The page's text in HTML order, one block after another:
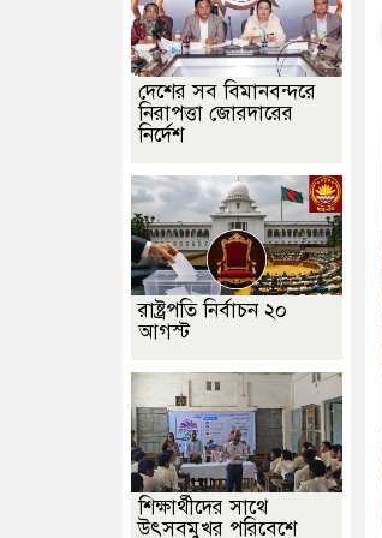
দেশের সব বিমানবন্দরে
নিরাপত্তা জোরদারের
নির্দেশ
রাষ্ট্রপতি নির্বাচন ২০
আগস্ট
শিক্ষার্থীদের সাথে
উৎসবমুখর পরিবেশে